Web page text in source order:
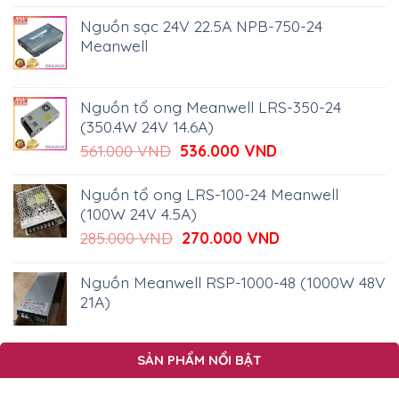
Nguồn sạc 24V 22.5A NPB-750-24
Meanwell
Nguồn tổ ong Meanwell LRS-350-24
(350.4W 24V 14.6A)
561.000VND Giá
là:
561.000 VND.
536.000 VND
tại
536.000 VND.
Nguồn tổ ong LRS-100-24 Meanwell
(100W 24V 4.5A)
285.000VND Giá
là:
270.000 VND
tại
Nguồn Meanwell RSP-1000-48 (1000W 48V
21A)
SẢN PHẨM NỔI BẬT